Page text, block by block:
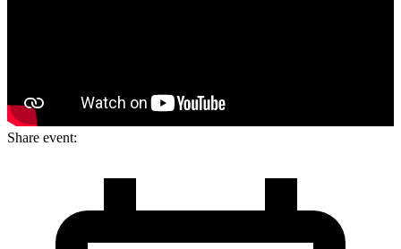
Share event: